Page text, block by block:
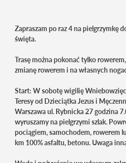
Zapraszam po raz 4 na pielgrzymkę
święta.
Trasę można pokonać tylko
zmianę rowerem i na własnych
Start: W sobotę wigilię
Teresy od Dzieciątka Jezus i
Warszawa ul. Rybnicka 27 godzina
wyruszamy na pielgrzymi szlak.
pociągiem, samochodem, rowerem
km 100% asfaltu, betonu. Uwaga